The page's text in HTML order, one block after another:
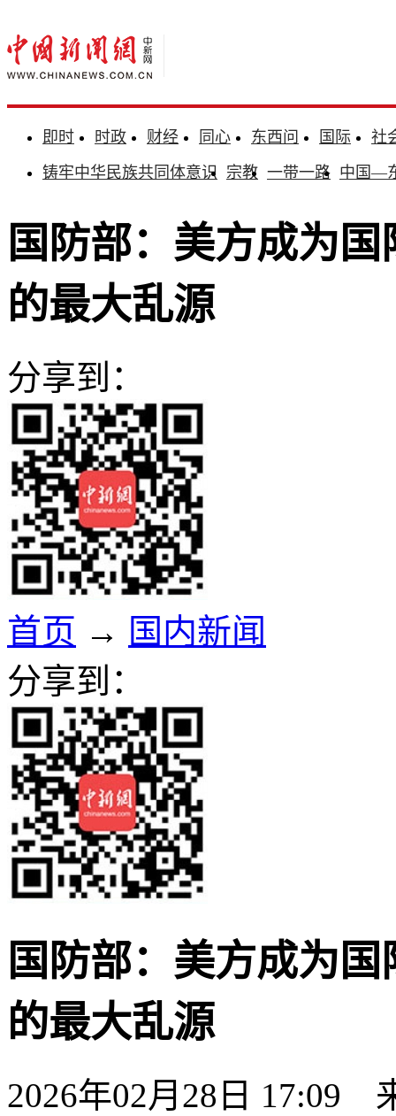
即时 时政 财经 同心 东西问 国际
社
铸牢中华民族共同体意识 宗教 一带一路 中国—
国防部：美方成为
的最大乱源
分享到：
首页 → 国内新闻
分享到：
国防部：美方成为
的最大乱源
2026年02月28日 17:09